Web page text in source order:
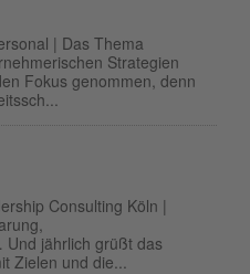
| Das Thema
Strategien
Fokus genommen, denn
Consulting Köln |
jährlich grüßt das
Zielen und die...